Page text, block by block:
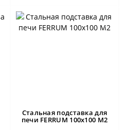
Стальная подставка для
печи FERRUM 100х100 M2